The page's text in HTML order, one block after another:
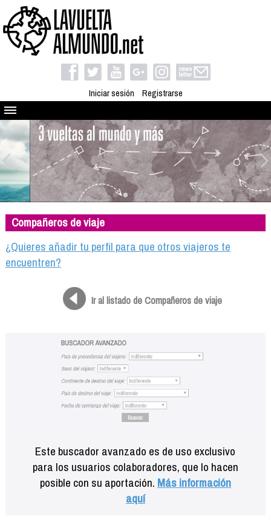
Iniciar sesión Registrarse
Quienes somos
El proyecto
Blog
Viaja con nosotros
Camino solidario
Libros
Compañeros de viaje
Compañeros de viaje
¿Quieres añadir tu perfil para que otros viajeros te
encuentren?
Ir al listado de Compañeros de viaje
Este buscador avanzado es de uso exclusivo
para los usuarios colaboradores, que lo hacen
posible con su aportación. Más información
aquí